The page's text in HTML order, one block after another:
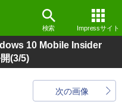
検索 Impressサイト
10 Mobile Insider
(3/5)
次の画像